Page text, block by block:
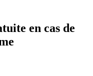
en cas de